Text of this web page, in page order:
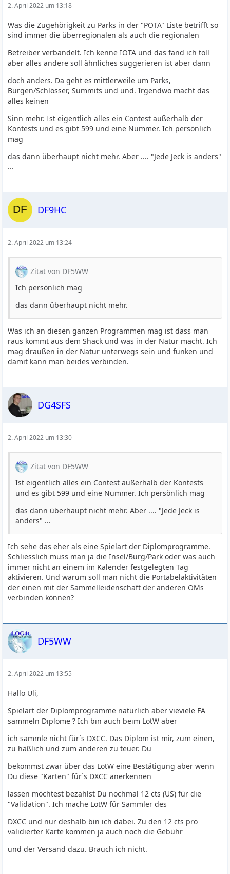
2. April 2022 um 13:18
Was die Zugehörigkeit zu Parks in der "POTA" Liste betrifft so
sind immer die überregionalen als auch die regionalen
Betreiber verbandelt. Ich kenne IOTA und das fand ich toll
aber alles andere soll ähnliches suggerieren ist aber dann
doch anders. Da geht es mittlerweile um Parks,
Burgen/Schlösser, Summits und und. Irgendwo macht das
alles keinen
Sinn mehr. Ist eigentlich alles ein Contest außerhalb der
Kontests und es gibt 599 und eine Nummer. Ich persönlich
mag
das dann überhaupt nicht mehr. Aber .... "Jede Jeck is anders"
...
DF9HC
2. April 2022 um 13:24
Zitat von DF5WW
Ich persönlich mag
das dann überhaupt nicht mehr.
Was ich an diesen ganzen Programmen mag ist dass man
raus kommt aus dem Shack und was in der Natur macht. Ich
mag draußen in der Natur unterwegs sein und funken und
damit kann man beides verbinden.
DG4SFS
2. April 2022 um 13:30
Zitat von DF5WW
Ist eigentlich alles ein Contest außerhalb der Kontests
und es gibt 599 und eine Nummer. Ich persönlich mag
das dann überhaupt nicht mehr. Aber .... "Jede Jeck is
anders" ...
Ich sehe das eher als eine Spielart der Diplomprogramme.
Schliesslich muss man ja die Insel/Burg/Park oder was auch
immer nicht an einem im Kalender festgelegten Tag
aktivieren. Und warum soll man nicht die Portabelaktivitäten
der einen mit der Sammelleidenschaft der anderen OMs
verbinden können?
DF5WW
2. April 2022 um 13:55
Hallo Uli,
Spielart der Diplomprogramme natürlich aber vieviele FA
sammeln Diplome ? Ich bin auch beim LotW aber
ich sammle nicht für´s DXCC. Das Diplom ist mir, zum einen,
zu häßlich und zum anderen zu teuer. Du
bekommst zwar über das LotW eine Bestätigung aber wenn
Du diese "Karten" für´s DXCC anerkennen
lassen möchtest bezahlst Du nochmal 12 cts (US) für die
"Validation". Ich mache LotW für Sammler des
DXCC und nur deshalb bin ich dabei. Zu den 12 cts pro
validierter Karte kommen ja auch noch die Gebühr
und der Versand dazu. Brauch ich nicht.